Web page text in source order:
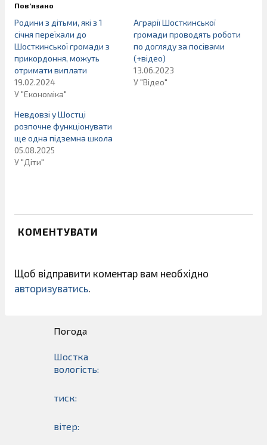
Пов’язано
Родини з дітьми, які з 1
січня переїхали до
Шосткинської громади з
прикордоння, можуть
отримати виплати
19.02.2024
У "Економіка"
Аграрії Шосткинської
громади проводять роботи
по догляду за посівами
(+відео)
13.06.2023
У "Відео"
Невдовзі у Шостці
розпочне функціонувати
ще одна підземна школа
05.08.2025
У "Діти"
КОМЕНТУВАТИ
Щоб відправити коментар вам необхідно
авторизуватись
Погода
Шостка
вологість:
тиск:
вітер: